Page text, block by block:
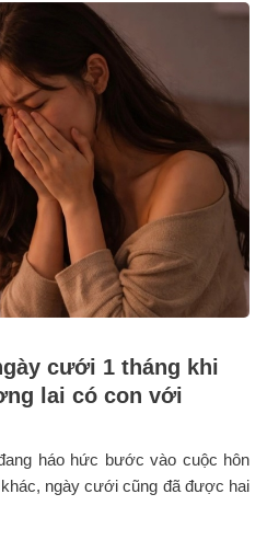
cưới 1 tháng khi
lai có con với
háo hức bước vào cuộc hôn
ngày cưới cũng đã được hai